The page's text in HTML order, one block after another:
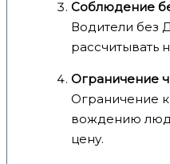
Соблюдение
Водители без
рассчитывать
Ограничение
Ограничение
вождению
цену.